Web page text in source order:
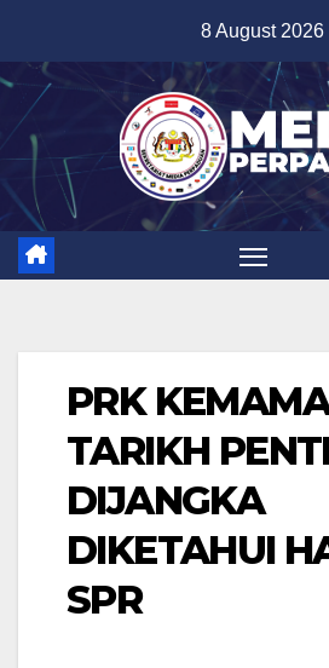
content
8 August 2026
PRK
TARIKH
DIJANGKA
DIKETAHUI
SPR